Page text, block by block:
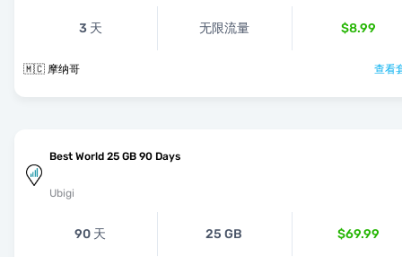
3 天 无限流量 $8.99
🇲🇨 摩纳哥 查看
Best World 25 GB 90 Days
Ubigi
90 天 25 GB $69.99